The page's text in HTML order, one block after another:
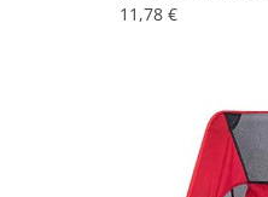
11,78 €